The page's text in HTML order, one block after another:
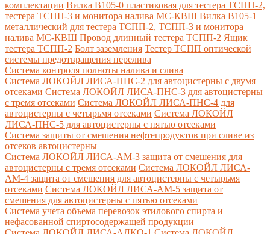
комплектации Вилка В105-0 пластиковая для тестера ТСПП-2,
тестера ТСПП-3 и монитора налива МС-КВШ Вилка В105-1
металлический для тестера ТСПП-2, ТСПП-3 и монитора
налива МС-КВШ Провод длинный тестера ТСПП-2 Ящик
тестера ТСПП-2 Болт заземления Тестер ТСПП оптической
системы предотвращения перелива
Cистема контроля полноты налива и слива
Система ЛОКОЙЛ ЛИСА-ПНС-2 для автоцистерны с двумя
отсеками Система ЛОКОЙЛ ЛИСА-ПНС-3 для автоцистерны
с тремя отсеками Система ЛОКОЙЛ ЛИСА-ПНС-4 для
автоцистерны с четырьмя отсеками Система ЛОКОЙЛ
ЛИСА-ПНС-5 для автоцистерны с пятью отсеками
Система защиты от смешения нефтепродуктов при сливе из
отсеков автоцистерны
Система ЛОКОЙЛ ЛИСА-AM-3 защита от смешения для
автоцистерны с тремя отсеками Система ЛОКОЙЛ ЛИСА-
AM-4 защита от смешения для автоцистерны с четырьмя
отсеками Система ЛОКОЙЛ ЛИСА-AM-5 защита от
смешения для автоцистерны с пятью отсеками
Система учета объема перевозок этилового спирта и
нефасованной спиртосодержащей продукции